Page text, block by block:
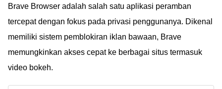
streaming bola kualitas
HD langsung di HP.
Cek rekomendasi
di sini!
Brave Browser adalah salah satu aplikasi peramban
tercepat dengan fokus pada privasi penggunanya. Dikenal
memiliki sistem pemblokiran iklan bawaan, Brave
memungkinkan akses cepat ke berbagai situs termasuk
video bokeh.